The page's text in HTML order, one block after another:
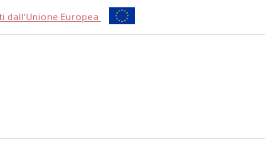
dall'Unione Europea